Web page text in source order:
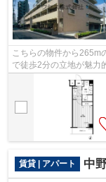
こちらの物件から265m
で徒歩2分の立地が魅力
あればごみをもって歩
賃貸 | アパート 中